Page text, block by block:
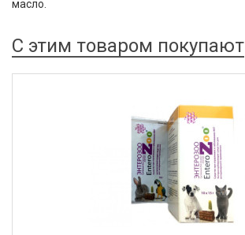
масло.
С этим товаром покупают